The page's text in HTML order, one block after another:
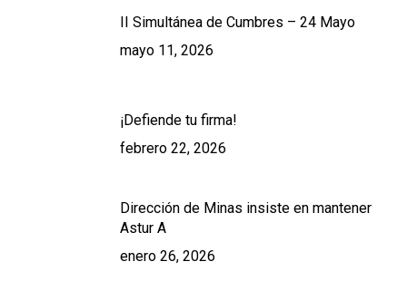
II Simultánea de Cumbres – 24 Mayo
mayo 11, 2026
¡Defiende tu firma!
febrero 22, 2026
Dirección de Minas insiste en mantener
Astur A
enero 26, 2026